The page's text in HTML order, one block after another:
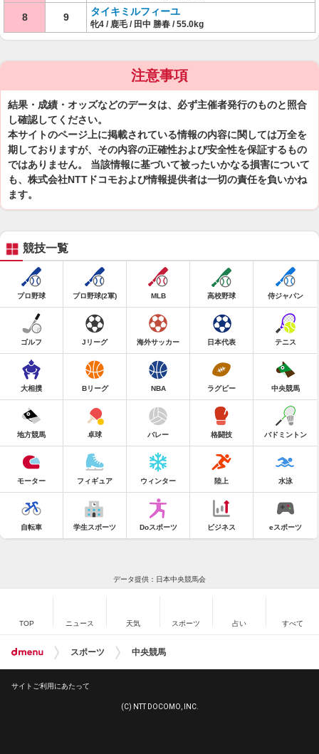
8 9 タイキミルフィーユ
牝4 / 鹿毛 / 田中 勝春 / 55.0kg
注意事項
結果・成績・オッズなどのデータは、必ず主催者発行のものと照合
し確認してください。
本サイトのページ上に掲載されている情報の内容に関しては万全を
期しておりますが、その内容の正確性および安全性を保証するもの
ではありません。 当該情報に基づいて被ったいかなる損害について
も、株式会社NTTドコモおよび情報提供者は一切の責任を負いかね
ます。
競技一覧
プロ野球 プロ野球(2軍) MLB 高校野球 侍ジャパン
ゴルフ Jリーグ 海外サッカー 日本代表 テニス
大相撲 Bリーグ NBA ラグビー 中央競馬
地方競馬 卓球 バレー 格闘技 バドミントン
モーター フィギュア ウィンター 陸上 水泳
自転車 学生スポーツ Doスポーツ ビジネス eスポーツ
データ提供：日本中央競馬会
TOP ニュース 天気 スポーツ 占い すべて
スポーツ 中央競馬
サイトご利用にあたって
(C) NTT DOCOMO, INC.